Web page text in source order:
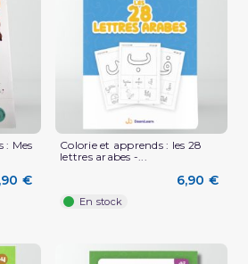
: Mes
€
Colorie et apprends : les 28
lettres arabes -...
6,90 €
En stock